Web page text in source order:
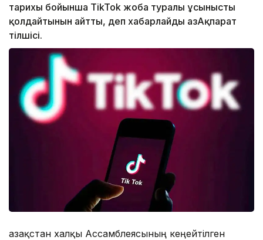
тарихы бойынша TikTok жоба туралы ұсынысты
қолдайтынын айтты, деп хабарлайды ҚазАқпарат
тілшісі.
Қазақстан халқы Ассамблеясының кеңейтілген